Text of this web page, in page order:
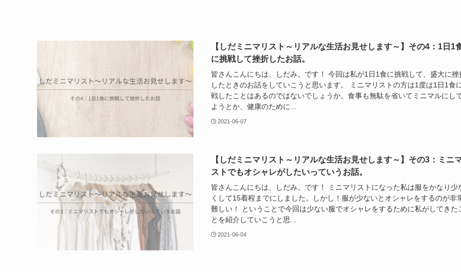
【しだミニマリスト～リアルな生活お見せします～】その4：1日1
に挑戦して挫折したお話。
皆さんこんにちは、しだみ。です！ 今回は私が1日1食に挑戦して、盛大に挫
したときのお話をしていこうと思います。 ミニマリストの方は1度は1日1食
戦したことはあるのではないでしょうか。食事も無駄を省いてミニマルにし
ようとか、健康のために...
2021-06-07
【しだミニマリスト～リアルな生活お見せします～】その3：ミニ
ストでもオシャレがしたいっていうお話。
皆さんこんにちは、しだみ。です！ ミニマリストになった私は服をかなり少
くして15着程までにしました。しかし！服が少ないとオシャレをするのが非
難しい！ ということで今回は少ない服でオシャレをするために私がしてきた
とを紹介していこうと思...
2021-06-04